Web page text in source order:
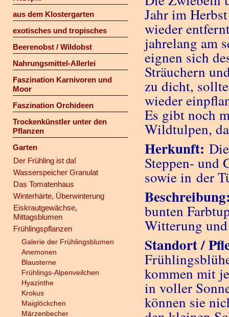
aus dem Klostergarten
exotisches und tropisches
Beerenobst / Wildobst
Nahrungsmittel-Allerlei
Faszination Karnivoren und
Moor
Faszination Orchideen
Trockenkünstler unter den
Pflanzen
Garten
Der Frühling ist da!
Wasserspeicher Granulat
Das Tomatenhaus
Winterhärte, Überwinterung
Eiskrautgewächse,
Mittagsblumen
Frühlingspflanzen
Galerie der Frühlingsblumen
Anemonen
Blausterne
Frühlings-Alpenveilchen
Hyazinthe
Krokus
Maiglöckchen
Märzenbecher
Jahr im
wieder
jahrelang am
eignen sich
Sträuchern
zu dicht,
wieder
Es gibt noch
Wildtulpen,
Herkunft:
Steppen- und
sowie in der
bunten
Witterung
Standort /
kommen mit
in voller
können sie